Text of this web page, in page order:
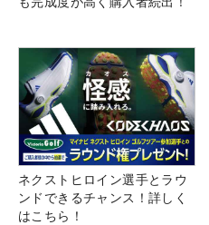
ネクストヒロイン選手とラウ
ンドできるチャンス！詳しく
はこちら！